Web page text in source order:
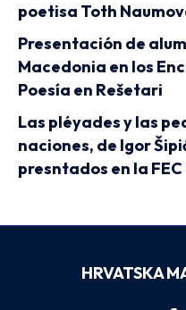
poetisa Toth
Presentación de
Macedonia en los
Poesía en Rešetari
Las pléyades y las
naciones, de Igor
presntados en la FEC
HRVATSKA